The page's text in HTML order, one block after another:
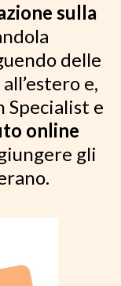
sulla
delle
e,
e
online
gli